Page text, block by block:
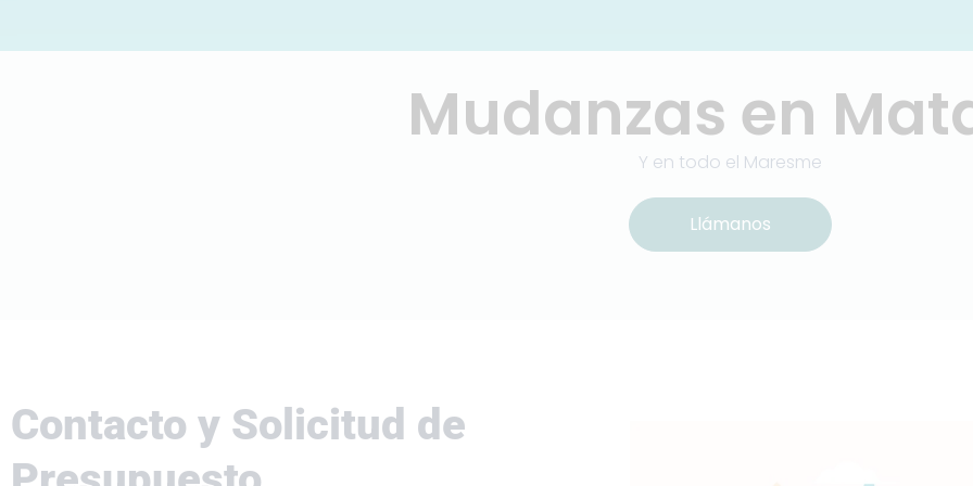
Mudanzas en
Y en todo el Maresme
Llámanos
Contacto y Solicitud de